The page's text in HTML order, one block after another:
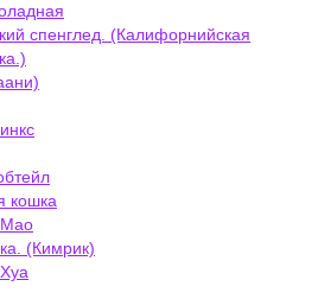
спенглед. (Калифорнийская
кошка
(Кимрик)